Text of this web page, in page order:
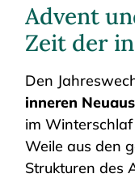
Advent
Zeit der
Den
inneren
im
Weile aus den
Strukturen des